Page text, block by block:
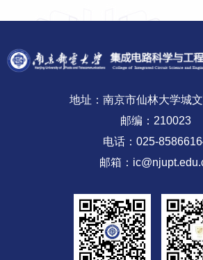
地址：南京市仙林大学城
邮编：210023
电话：025-
邮箱：